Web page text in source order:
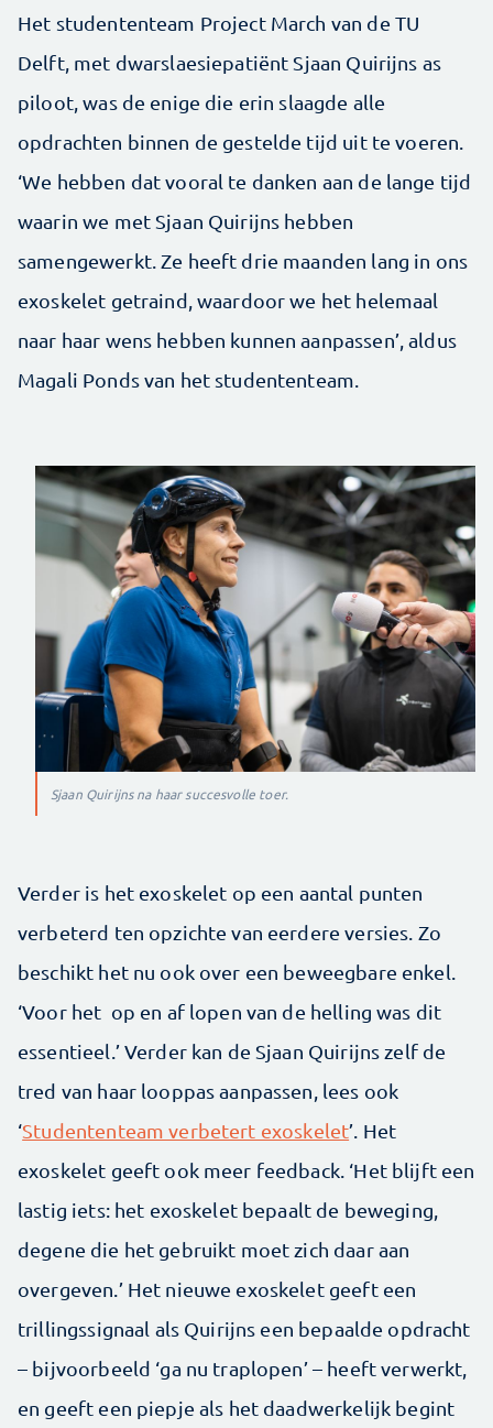
Het studententeam Project March van de TU
Delft, met dwarslaesiepatiënt Sjaan Quirijns as
piloot, was de enige die erin slaagde alle
opdrachten binnen de gestelde tijd uit te voeren.
‘We hebben dat vooral te danken aan de lange tijd
waarin we met Sjaan Quirijns hebben
samengewerkt. Ze heeft drie maanden lang in ons
exoskelet getraind, waardoor we het helemaal
naar haar wens hebben kunnen aanpassen’, aldus
Magali Ponds van het studententeam.
Sjaan Quirijns na haar succesvolle toer.
Verder is het exoskelet op een aantal punten
verbeterd ten opzichte van eerdere versies. Zo
beschikt het nu ook over een beweegbare enkel.
‘Voor het op en af lopen van de helling was dit
essentieel.’ Verder kan de Sjaan Quirijns zelf de
tred van haar looppas aanpassen, lees ook
‘Studententeam verbetert exoskelet’. Het
exoskelet geeft ook meer feedback. ‘Het blijft een
lastig iets: het exoskelet bepaalt de beweging,
degene die het gebruikt moet zich daar aan
overgeven.’ Het nieuwe exoskelet geeft een
trillingssignaal als Quirijns een bepaalde opdracht
– bijvoorbeeld ‘ga nu traplopen’ – heeft verwerkt,
en geeft een piepje als het daadwerkelijk begint